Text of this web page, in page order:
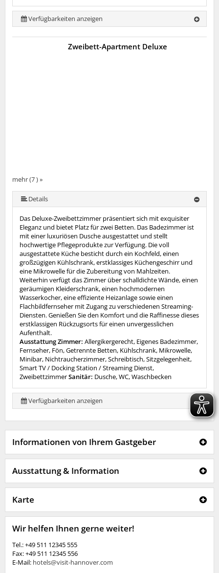
Verfügbarkeiten anzeigen
mehr (7 ) »
mehr (7 ) »
mehr (7 ) »
mehr (7 ) »
Zweibett-Apartment Deluxe
Details
Das Deluxe-Zweibettzimmer präsentiert sich mit exquisiter
Eleganz und bietet Platz für zwei Betten. Das Badezimmer ist
mit einer luxuriösen Dusche ausgestattet und stellt
hochwertige Pflegeprodukte zur Verfügung. Die voll
ausgestattete Küche besticht durch ein Kochfeld, einen
großzügigen Kühlschrank, erstklassiges Küchengeschirr und
eine Mikrowelle für die Zubereitung von Mahlzeiten.
Weiterhin verfügt das Zimmer über schalldichte Wände, einen
geräumigen Kleiderschrank, einen hochmodernen
Wasserkocher, eine effiziente Heizanlage sowie einen
Flachbildfernseher mit Zugang zu verschiedenen Streaming-
Diensten. Genießen Sie den Komfort und die Raffinesse dieses
erstklassigen Rückzugsorts für einen unvergesslichen
Aufenthalt.
Ausstattung Zimmer: Allergikergerecht, Eigenes Badezimmer,
Fernseher, Fön, Getrennte Betten, Kühlschrank, Mikrowelle,
Minibar, Nichtraucherzimmer, Schreibtisch, Sitzgelegenheit,
Smart TV / Docking Station / Streaming Dienst,
ZweibettzimmerSanitär: Dusche, WC, Waschbecken
Verfügbarkeiten anzeigen
Informationen von Ihrem Gastgeber
Ausstattung & Information
Karte
Wir helfen Ihnen gerne weiter!
Tel.: +49 511 12345 555
Fax: +49 511 12345 556
E-Mail: hotels@visit-hannover.com